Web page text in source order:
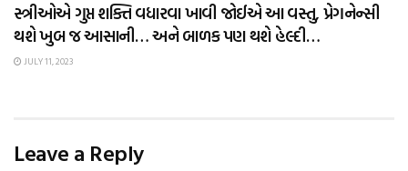
સ્ત્રીઓએ ગુપ્ત શક્તિ વધારવા ખાવી જોઈએ આ વસ્તુ, પ્રેગનેન્સી
થશે ખુબ જ આસાની… અને બાળક પણ થશે હેલ્દી…
JULY 11, 2023
Leave a Reply